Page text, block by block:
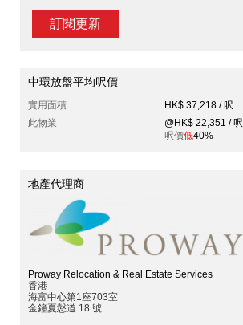
訂閱更新
中環放盤平均呎價
實用面積
HK$ 37,218 / 呎
此物業
@HK$ 22,351 / 呎
呎價低40%
地產代理商
Proway Relocation & Real Estate Services
香港
海富中心第1座703室
金鐘夏慤道 18 號